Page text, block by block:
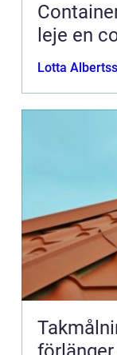
Container pris hvad
leje en
Lotta